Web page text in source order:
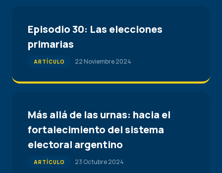
Episodio 30: Las elecciones
primarias
ARTÍCULO 22 Noviembre 2024
Más allá de las urnas: hacia el
fortalecimiento del sistema
electoral argentino
ARTÍCULO 23 Octubre 2024